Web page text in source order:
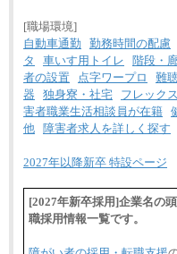
[職場環境]
自動車通勤
勤務時間の配慮
タ
車いす用トイレ 階段・
者の設置
点字ワープロ 難
器
独身寮・社宅 フレック
害者職業生活相談員が在籍
他
障害者求人を詳しく探す
2027年以降新卒 特設ページ
[2027年新卒採用]企業名の
職採用情報一覧です。